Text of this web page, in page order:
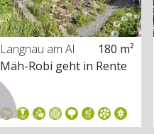
Langnau am Al
bis
180 m²
Mäh-Robi geht in Rente